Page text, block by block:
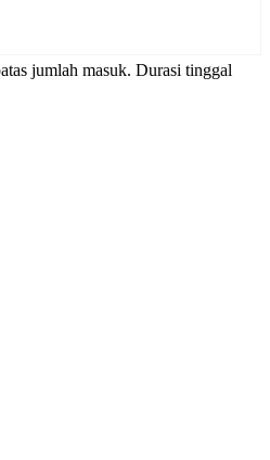
jumlah masuk. Durasi tinggal